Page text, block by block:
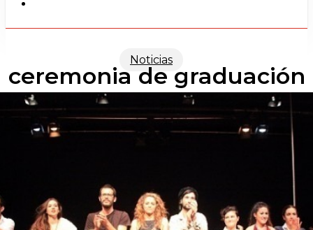
Noticias
ceremonia de graduación
XVII promoción